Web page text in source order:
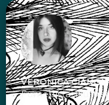
VERONICA
Fumettista,